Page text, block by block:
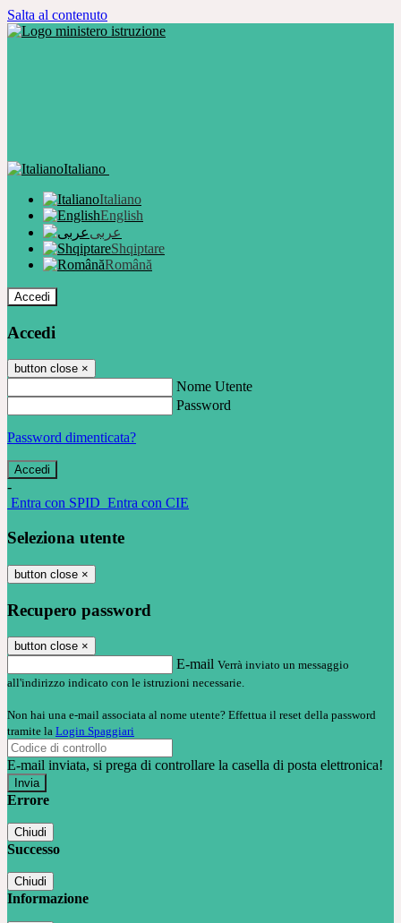
Salta al contenuto
Italiano
Italiano
English
عربى
Shqiptare
Română
Accedi
Accedi
button close ×
Nome Utente
Password
Password dimenticata?
-
Entra con SPID Entra con CIE
Seleziona utente
button close ×
Recupero password
button close ×
E-mail Verrà inviato un messaggio
all'indirizzo indicato con le istruzioni necessarie.
Non hai una e-mail associata al nome utente? Effettua il reset della password
tramite la Login Spaggiari
E-mail inviata, si prega di controllare la casella di posta elettronica!
Errore
Chiudi
Successo
Chiudi
Informazione